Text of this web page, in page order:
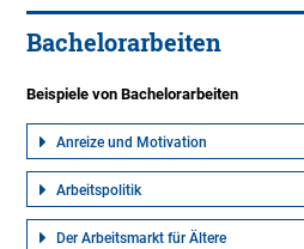
Bachelorarbeiten
Beispiele von Bachelorarbeiten
Anreize und Motivation
Arbeitspolitik
Der Arbeitsmarkt für Ältere